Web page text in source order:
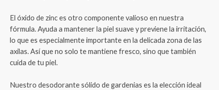
El óxido de zinc es otro componente valioso en nuestra
fórmula. Ayuda a mantener la piel suave y previene la irritación,
lo que es especialmente importante en la delicada zona de las
axilas. Así que no solo te mantiene fresco, sino que también
cuida de tu piel.
Nuestro desodorante sólido de gardenias es la elección ideal